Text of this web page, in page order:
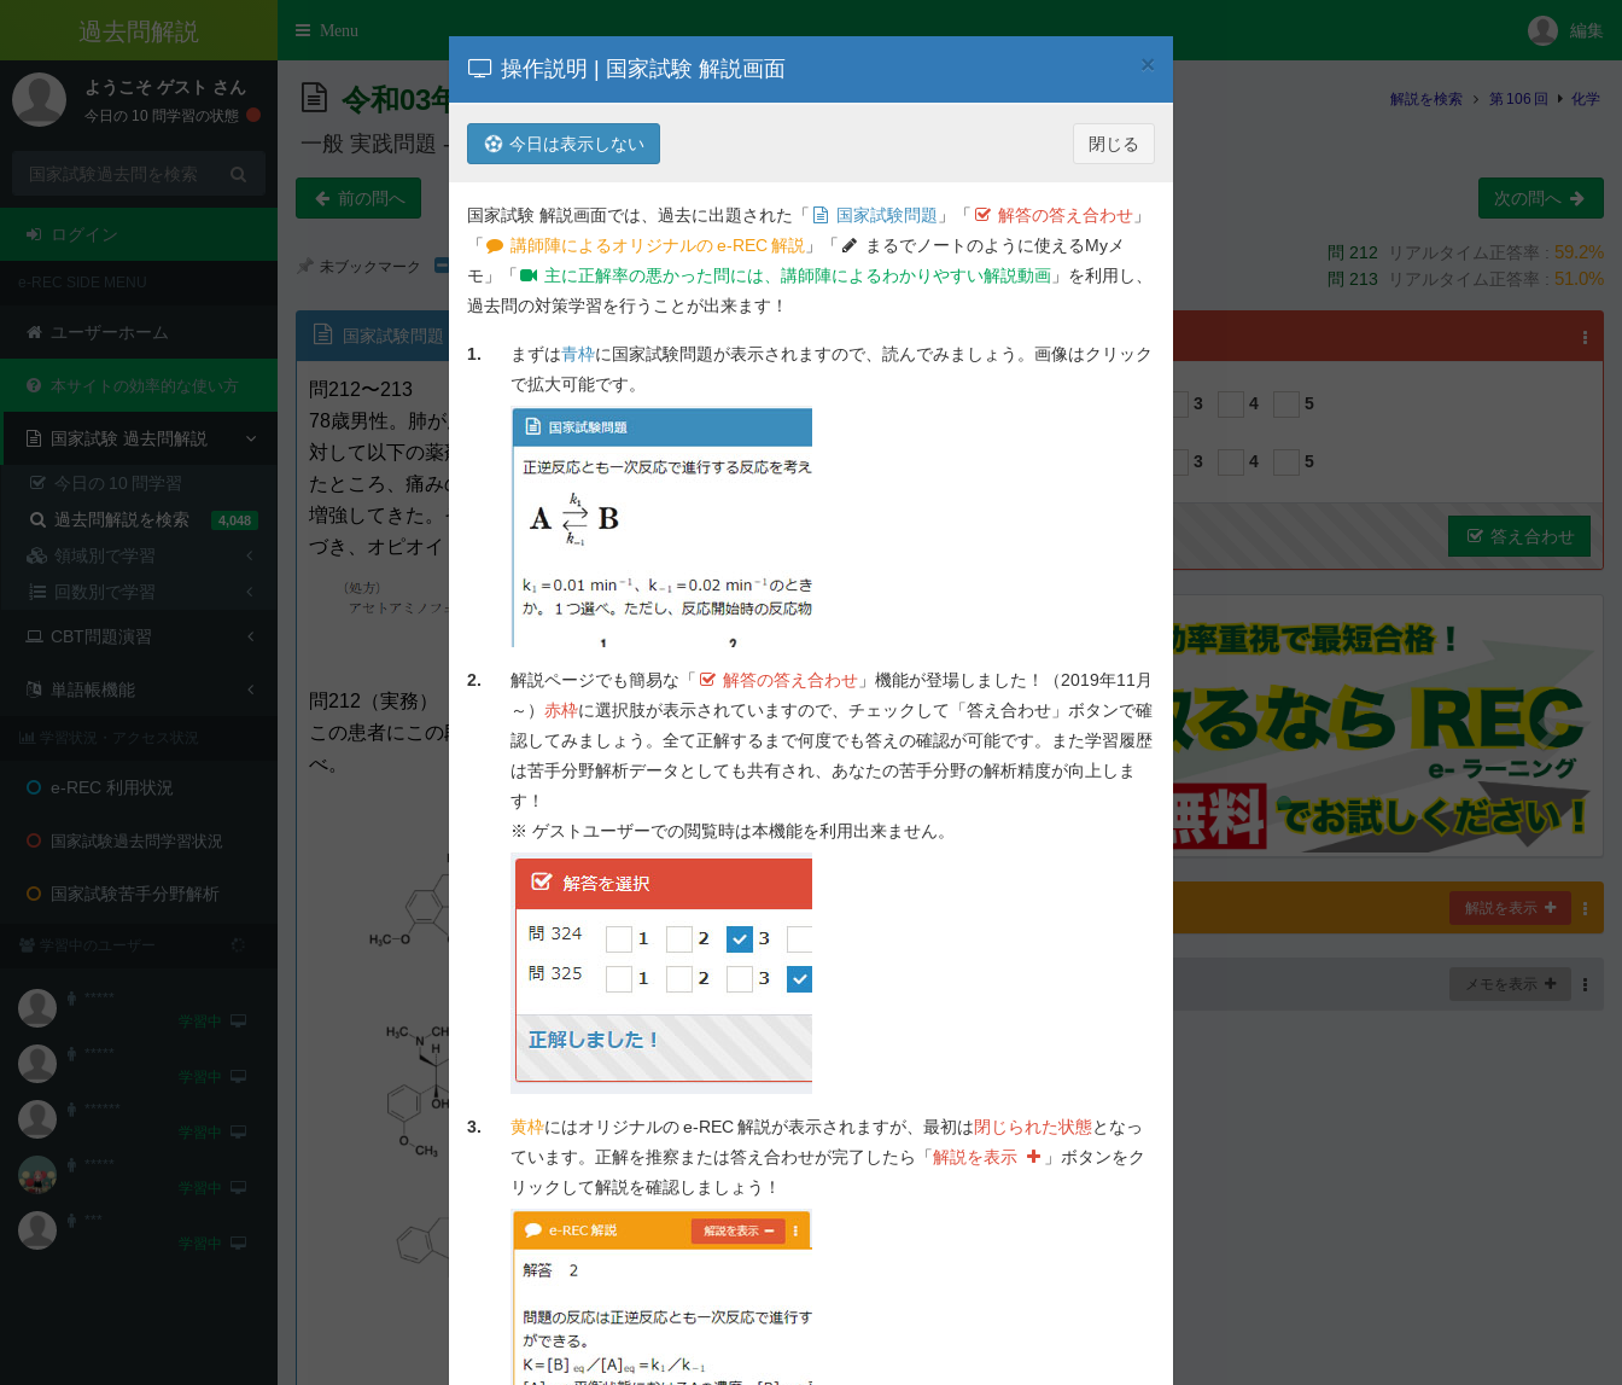
×
操作説明 | 国家試験 解説画面
今日は表示しない 閉じる
国家試験 解説画面では、過去に出題された「 国家試験問題 」「 解答の答え合わせ 」
「
講師陣によるオリジナルのe-REC解説 」「
まるでノートのように使えるMyメ
モ」「
主に正解率の悪かった問には、講師陣によるわかりやすい解説動画 」を利用し、
過去問の対策学習を行うことが出来ます！
1. まずは青枠に国家試験問題が表示されますので、読んでみましょう。画像はクリック
で拡大可能です。
2. 解説ページでも簡易な「 解答の答え合わせ 」機能が登場しました！（2019年11月
～） 赤枠に選択肢が表示されていますので、チェックして「答え合わせ」ボタンで確
認してみましょう。全て正解するまで何度でも答えの確認が可能です。また学習履歴
は苦手分野解析データとしても共有され、あなたの苦手分野の解析精度が向上しま
す！
※ ゲストユーザーでの閲覧時は本機能を利用出来ません。
3. 黄枠にはオリジナルのe-REC解説が表示されますが、最初は閉じられた状態となっ
ています。正解を推察または答え合わせが完了したら「解説を表示
」ボタンをク
リックして解説を確認しましょう！
e-REC
Toggle
Menu 編集
ようこそ ゲスト さん
今日の 10 問学習の状態
ログイン
e-REC SIDE MENU
ユーザーホーム
本サイトの効率的な使い方
国家試験 過去問解説
今日の 10 問学習
過去問解説を検索
4,048
領域別で学習
回数別で学習
CBT問題演習
単語帳機能
学習状況・アクセス状況
e-REC 利用状況
国家試験過去問学習状況
国家試験苦手分野解析
学習中のユーザー
*****
学習中
*****
学習中
******
学習中
*****
学習中
***
学習中
解説を検索 第 106 回 化学
令和03年度 第106回 薬剤師国家試験問題
一般 実践問題 - 問 212,213
前の問へ 次の問へ
未ブックマーク
問 212 リアルタイム正答率 : 59.2%
問 213 リアルタイム正答率 : 51.0%
国家試験問題
問212〜213
78歳男性。肺がん末期のため、在宅で緩和ケアを受けている。痛みに
対して以下の薬剤が処方されていた。本日、薬剤師が患者宅を訪問し
たところ、痛みの評価は、NRS（数値スケール）で6となり、痛みが
増強してきた。そこで、薬剤師が医師に痛みの三段階除痛ラダーに基
づき、オピオイド鎮痛薬の追加を提案することにした。
問212（実務）
この患者にこの段階で追加する薬物として適切なのはどれか。 ２つ 選
べ。
3 4 5
3 4 5
答え合わせ
解説を表示
メモを表示